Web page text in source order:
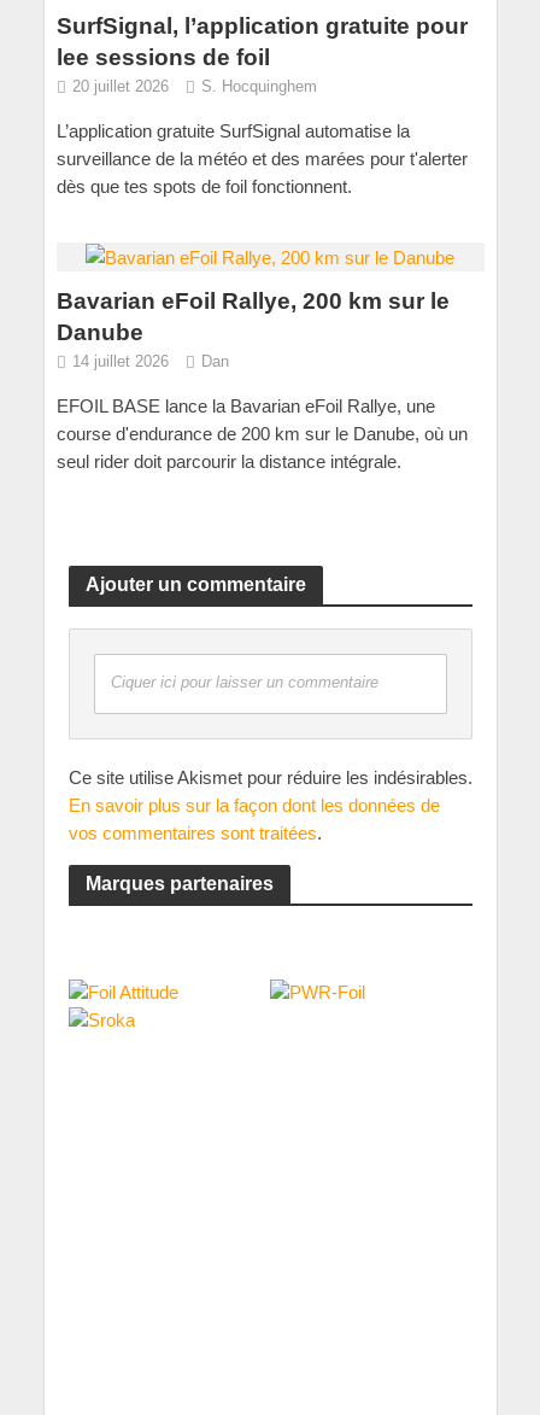
SurfSignal, l’application gratuite pour
lee sessions de foil
20 juillet 2026 S. Hocquinghem
L’application gratuite SurfSignal automatise la
surveillance de la météo et des marées pour t'alerter
dès que tes spots de foil fonctionnent.
Bavarian eFoil Rallye, 200 km sur le
Danube
14 juillet 2026 Dan
EFOIL BASE lance la Bavarian eFoil Rallye, une
course d'endurance de 200 km sur le Danube, où un
seul rider doit parcourir la distance intégrale.
Ajouter un commentaire
Ciquer ici pour laisser un commentaire
Ce site utilise Akismet pour réduire les indésirables.
En savoir plus sur la façon dont les données de
vos commentaires sont traitées.
Marques partenaires